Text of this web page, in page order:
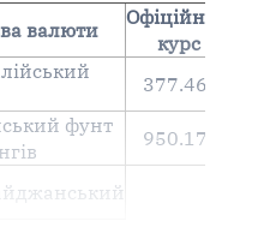
валюти
Офіційний
курс
377.4667
фунт
950.1708